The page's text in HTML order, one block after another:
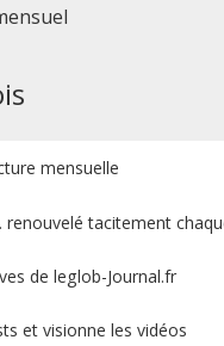
mensuelle
renouvelé tacitement
de leglob-Journal.fr
et visionne les vidéos